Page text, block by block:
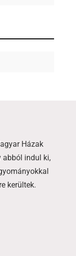
Házak
abból indul ki,
kerültek.